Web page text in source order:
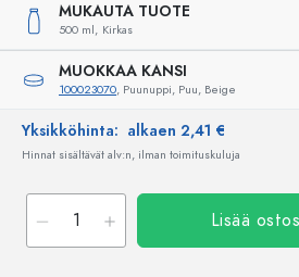
MUKAUTA TUOTE
500 ml, Kirkas
MUOKKAA KANSI
100023070, Puunuppi, Puu, Beige
Yksikköhinta: alkaen 2,41 €
Hinnat sisältävät alv:n, ilman toimituskuluja
Lisää